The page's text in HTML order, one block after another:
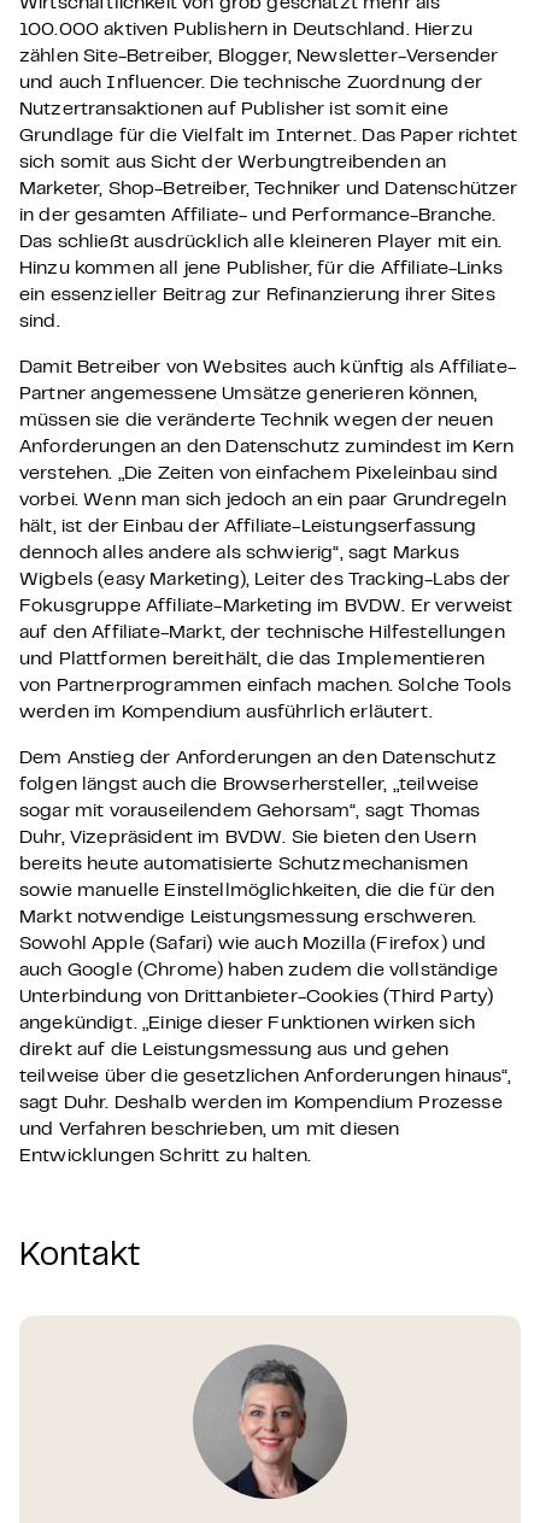
Wirtschaftlichkeit von grob geschätzt mehr als
100.000 aktiven Publishern in Deutschland. Hierzu
zählen Site-Betreiber, Blogger, Newsletter-Versender
und auch Influencer. Die technische Zuordnung der
Nutzertransaktionen auf Publisher ist somit eine
Grundlage für die Vielfalt im Internet. Das Paper richtet
sich somit aus Sicht der Werbungtreibenden an
Marketer, Shop-Betreiber, Techniker und Datenschützer
in der gesamten Affiliate- und Performance-Branche.
Das schließt ausdrücklich alle kleineren Player mit ein.
Hinzu kommen all jene Publisher, für die Affiliate-Links
ein essenzieller Beitrag zur Refinanzierung ihrer Sites
sind.
Damit Betreiber von Websites auch künftig als Affiliate-
Partner angemessene Umsätze generieren können,
müssen sie die veränderte Technik wegen der neuen
Anforderungen an den Datenschutz zumindest im Kern
verstehen. „Die Zeiten von einfachem Pixeleinbau sind
vorbei. Wenn man sich jedoch an ein paar Grundregeln
hält, ist der Einbau der Affiliate-Leistungserfassung
dennoch alles andere als schwierig“, sagt Markus
Wigbels (easy Marketing), Leiter des Tracking-Labs der
Fokusgruppe Affiliate-Marketing im BVDW. Er verweist
auf den Affiliate-Markt, der technische Hilfestellungen
und Plattformen bereithält, die das Implementieren
von Partnerprogrammen einfach machen. Solche Tools
werden im Kompendium ausführlich erläutert.
Dem Anstieg der Anforderungen an den Datenschutz
folgen längst auch die Browserhersteller, „teilweise
sogar mit vorauseilendem Gehorsam“, sagt Thomas
Duhr, Vizepräsident im BVDW. Sie bieten den Usern
bereits heute automatisierte Schutzmechanismen
sowie manuelle Einstellmöglichkeiten, die die für den
Markt notwendige Leistungsmessung erschweren.
Sowohl Apple (Safari) wie auch Mozilla (Firefox) und
auch Google (Chrome) haben zudem die vollständige
Unterbindung von Drittanbieter-Cookies (Third Party)
angekündigt. „Einige dieser Funktionen wirken sich
direkt auf die Leistungsmessung aus und gehen
teilweise über die gesetzlichen Anforderungen hinaus“,
sagt Duhr. Deshalb werden im Kompendium Prozesse
und Verfahren beschrieben, um mit diesen
Entwicklungen Schritt zu halten.
Kontakt